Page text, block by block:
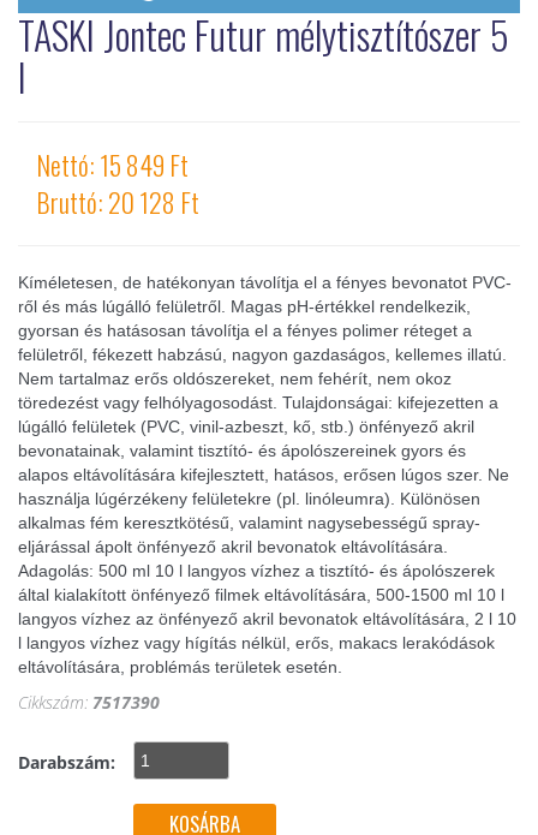
TASKI Jontec Futur mélytisztítószer 5
l
Nettó: 15 849 Ft
Bruttó: 20 128 Ft
Kíméletesen, de hatékonyan távolítja el a fényes bevonatot PVC-
ről és más lúgálló felületről. Magas pH-értékkel rendelkezik,
gyorsan és hatásosan távolítja el a fényes polimer réteget a
felületről, fékezett habzású, nagyon gazdaságos, kellemes illatú.
Nem tartalmaz erős oldószereket, nem fehérít, nem okoz
töredezést vagy felhólyagosodást. Tulajdonságai: kifejezetten a
lúgálló felületek (PVC, vinil-azbeszt, kő, stb.) önfényező akril
bevonatainak, valamint tisztító- és ápolószereinek gyors és
alapos eltávolítására kifejlesztett, hatásos, erősen lúgos szer. Ne
használja lúgérzékeny felületekre (pl. linóleumra). Különösen
alkalmas fém keresztkötésű, valamint nagysebességű spray-
eljárással ápolt önfényező akril bevonatok eltávolítására.
Adagolás: 500 ml 10 l langyos vízhez a tisztító- és ápolószerek
által kialakított önfényező filmek eltávolítására, 500-1500 ml 10 l
langyos vízhez az önfényező akril bevonatok eltávolítására, 2 l 10
l langyos vízhez vagy hígítás nélkül, erős, makacs lerakódások
eltávolítására, problémás területek esetén.
Cikkszám: 7517390
Darabszám: